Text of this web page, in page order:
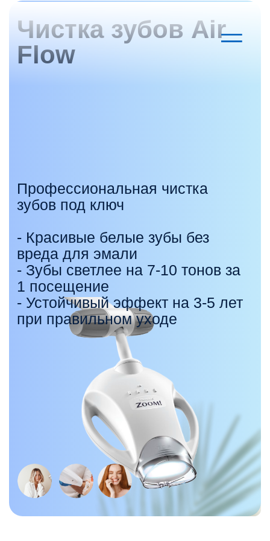
вреда для эмали
- Зубы светлее на 7-10 тонов за
1 посещение
- Устойчивый эффект на 3-5 лет
Чистка зубов Air
Flow
Улыбка — первое, что замечают
при встрече. Но даже идеальная
ежедневная гигиена не способна
защитить от плотного налёта и
камня. Именно поэтому
профессиональная чистка зубов